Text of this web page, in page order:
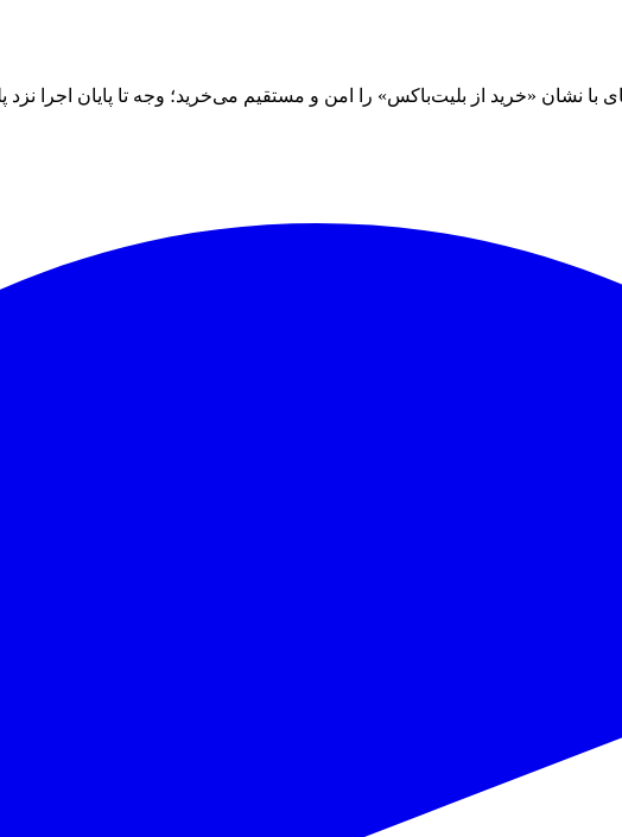
«خرید از بلیت‌باکس» را امن و مستقیم می‌خرید؛ وجه تا پایان اجرا نزد